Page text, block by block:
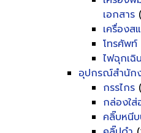
เอกสาร
เครื่องส
โทรศัพท์
ไฟฉุกเฉิน
อุปกรณ์สำนัก
กรรไกร
กล่องใ
คลิ๊บหนี